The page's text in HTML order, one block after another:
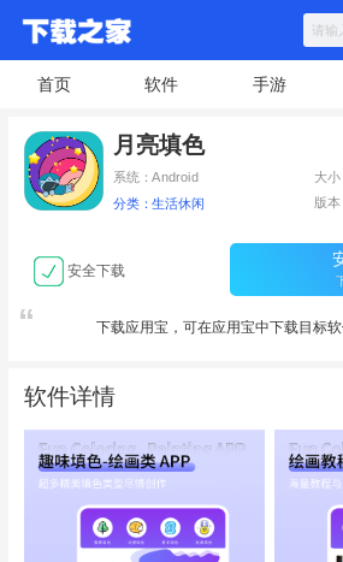
首页 软件 手游
月亮填色
系统：Android 大
分类：生活休闲 版本
安全下载
下载应用宝，可在应用宝中下载目标
软件详情